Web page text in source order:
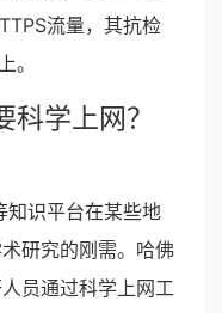
流量，其抗检
。
学上网？
识平台在某些地
研究的刚需。哈佛
员通过科学上网工